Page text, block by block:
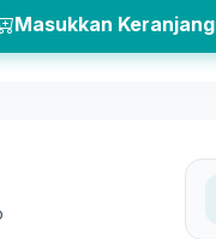
Masukkan Keranjang